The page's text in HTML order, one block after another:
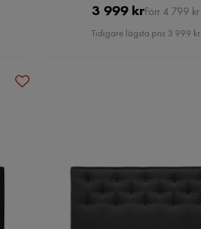
Pris
3 999 krOriginal
Pris
Förr 4 799 kr
Tidigare lägsta pris 3 999 kr